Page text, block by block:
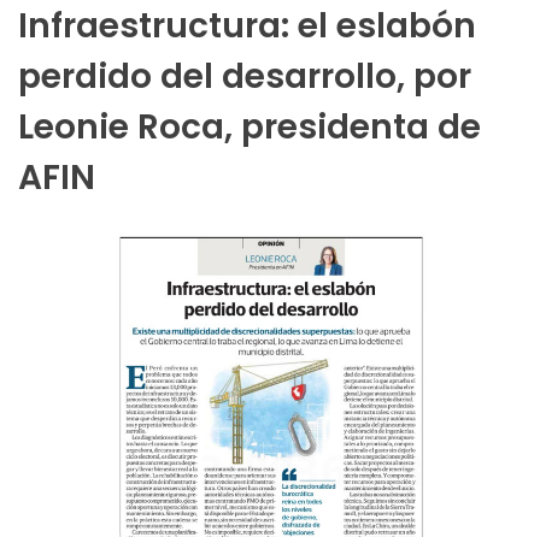
Infraestructura: el eslabón
perdido del desarrollo, por
Leonie Roca, presidenta de
AFIN